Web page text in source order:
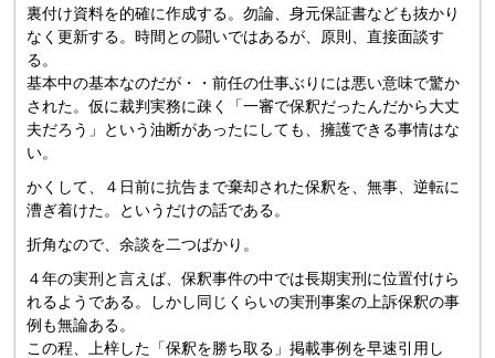
裏付け資料を的確に作成する。勿論、身元保証書なども抜かり
なく更新する。時間との闘いではあるが、原則、直接面談す
る。
基本中の基本なのだが・・前任の仕事ぶりには悪い意味で驚か
された。仮に裁判実務に疎く「一審で保釈だったんだから大丈
夫だろう」という油断があったにしても、擁護できる事情はな
い。
かくして、４日前に抗告まで棄却された保釈を、無事、逆転に
漕ぎ着けた。というだけの話である。
折角なので、余談を二つばかり。
４年の実刑と言えば、保釈事件の中では長期実刑に位置付けら
れるようである。しかし同じくらいの実刑事案の上訴保釈の事
例も無論ある。
この程、上梓した「保釈を勝ち取る」掲載事例を早速引用し